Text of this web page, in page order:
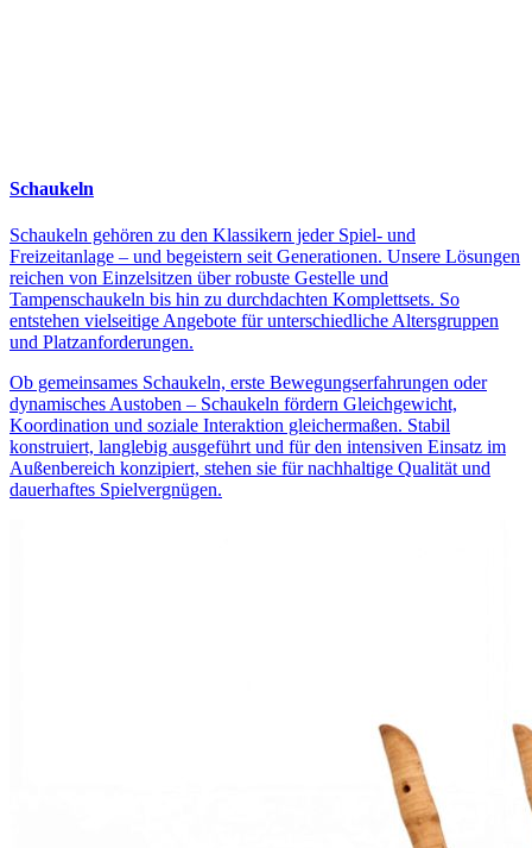
Schaukeln
Schaukeln gehören zu den Klassikern jeder Spiel- und
Freizeitanlage – und begeistern seit Generationen. Unsere Lösungen
reichen von Einzelsitzen über robuste Gestelle und
Tampenschaukeln bis hin zu durchdachten Komplettsets. So
entstehen vielseitige Angebote für unterschiedliche Altersgruppen
und Platzanforderungen.
Ob gemeinsames Schaukeln, erste Bewegungserfahrungen oder
dynamisches Austoben – Schaukeln fördern Gleichgewicht,
Koordination und soziale Interaktion gleichermaßen. Stabil
konstruiert, langlebig ausgeführt und für den intensiven Einsatz im
Außenbereich konzipiert, stehen sie für nachhaltige Qualität und
dauerhaftes Spielvergnügen.